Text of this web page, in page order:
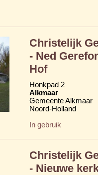
Christelijk
- Ned
Hof
Honkpad 2
Alkmaar
Gemeente Alkmaar
Noord-Holland
In gebruik
Christelijk
- Nieuwe